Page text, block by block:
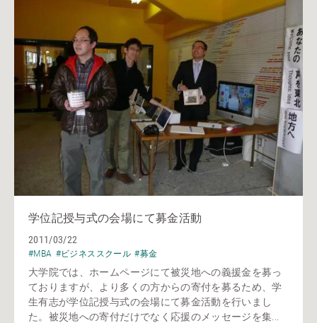
学位記授与式の会場にて募金活動
2011/03/22
#MBA #ビジネススクール #募金
大学院では、ホームページにて被災地への義援金を募っ
ておりますが、より多くの方からの寄付を募るため、学
生有志が学位記授与式の会場にて募金活動を行いまし
た。被災地への寄付だけでなく応援のメッセージを集...